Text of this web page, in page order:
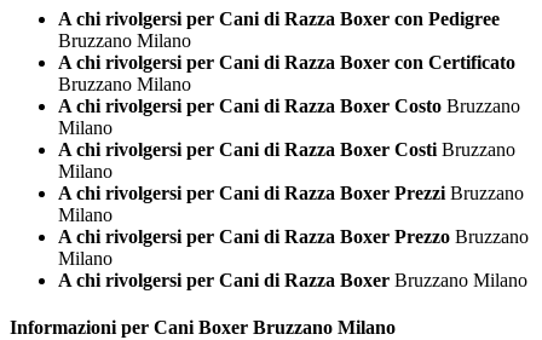
A chi rivolgersi per Cani di Razza Boxer con Pedigree
Bruzzano Milano
A chi rivolgersi per Cani di Razza Boxer con Certificato
Bruzzano Milano
A chi rivolgersi per Cani di Razza Boxer Costo Bruzzano
Milano
A chi rivolgersi per Cani di Razza Boxer Costi Bruzzano
Milano
A chi rivolgersi per Cani di Razza Boxer Prezzi Bruzzano
Milano
A chi rivolgersi per Cani di Razza Boxer Prezzo Bruzzano
Milano
A chi rivolgersi per Cani di Razza Boxer Bruzzano Milano
Informazioni per Cani Boxer Bruzzano Milano